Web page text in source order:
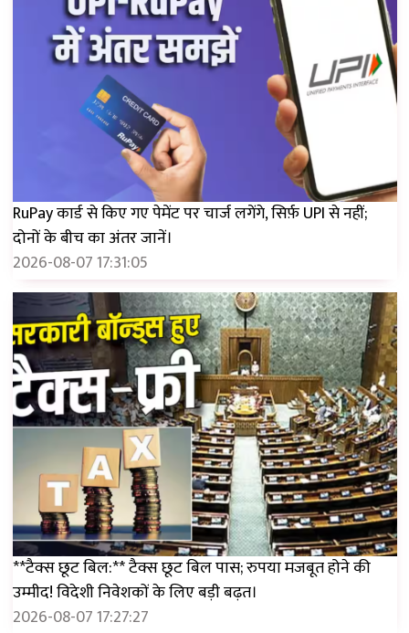
RuPay कार्ड से किए गए पेमेंट पर चार्ज लगेंगे, सिर्फ़ UPI से नहीं;
दोनों के बीच का अंतर जानें।
2026-08-07 17:31:05
**टैक्स छूट बिल:** टैक्स छूट बिल पास; रुपया मजबूत होने की
उम्मीद! विदेशी निवेशकों के लिए बड़ी बढ़त।
2026-08-07 17:27:27